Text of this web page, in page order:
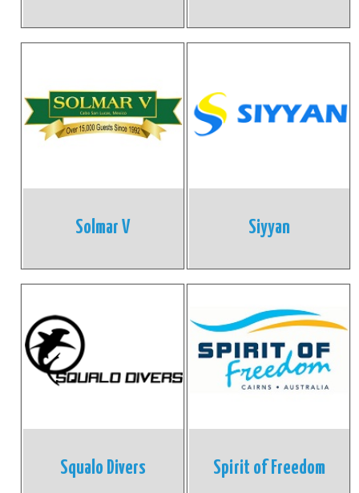
Siyyan
Solmar V
Spirit of Freedom
Squalo Divers